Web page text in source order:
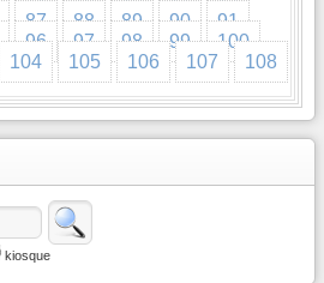
87 88 89 90
91
96 97 98 99
100
104 105 106 107 108
kiosque